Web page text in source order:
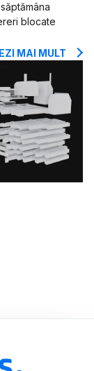
blocate
MAI MULT